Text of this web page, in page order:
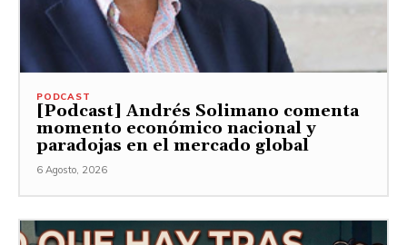
PODCAST
[Podcast] Andrés Solimano comenta
momento económico nacional y
paradojas en el mercado global
6 Agosto, 2026